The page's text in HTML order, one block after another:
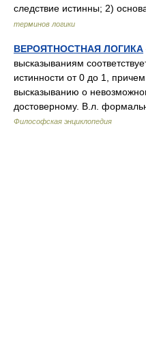
следствие истинны; 2)
терминов логики
ВЕРОЯТНОСТНАЯ ЛОГИКА
высказываниям
истинности от 0 до 1,
высказыванию о
достоверному. В.л.
Философская энциклопедия